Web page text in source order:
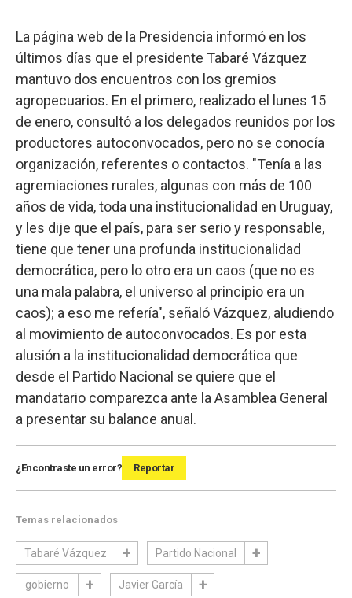
La página web de la Presidencia informó en los
últimos días que el presidente Tabaré Vázquez
mantuvo dos encuentros con los gremios
agropecuarios. En el primero, realizado el lunes 15
de enero, consultó a los delegados reunidos por los
productores autoconvocados, pero no se conocía
organización, referentes o contactos. "Tenía a las
agremiaciones rurales, algunas con más de 100
años de vida, toda una institucionalidad en Uruguay,
y les dije que el país, para ser serio y responsable,
tiene que tener una profunda institucionalidad
democrática, pero lo otro era un caos (que no es
una mala palabra, el universo al principio era un
caos); a eso me refería", señaló Vázquez, aludiendo
al movimiento de autoconvocados. Es por esta
alusión a la institucionalidad democrática que
desde el Partido Nacional se quiere que el
mandatario comparezca ante la Asamblea General
a presentar su balance anual.
¿Encontraste un error? Reportar
Temas relacionados
Tabaré Vázquez Partido Nacional
gobierno Javier García